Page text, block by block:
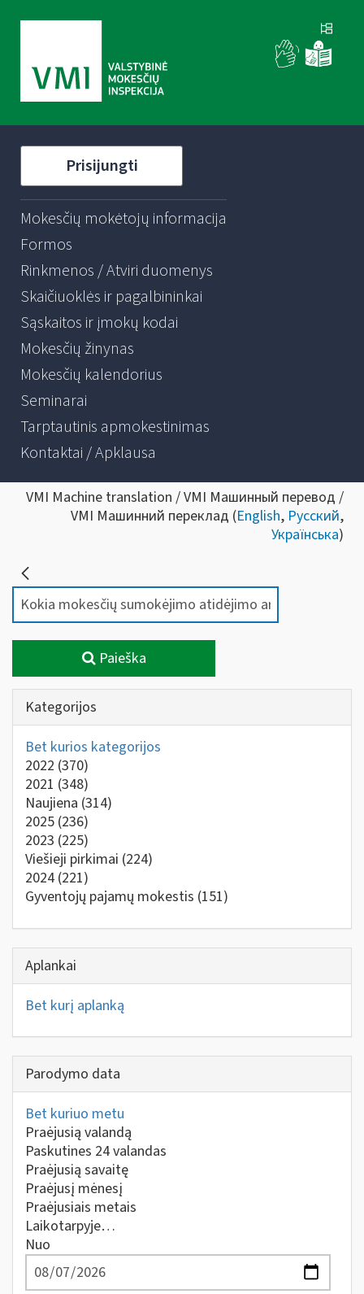
Prisijungti
Mokesčių mokėtojų informacija
Formos
Rinkmenos / Atviri duomenys
Skaičiuoklės ir pagalbininkai
Sąskaitos ir įmokų kodai
Mokesčių žinynas
Mokesčių kalendorius
Seminarai
Tarptautinis apmokestinimas
Kontaktai / Apklausa
VMI Machine translation / VMI Машинный перевод /
VMI Машинний переклад (English, Русский,
Українська)
Paieška
Kategorijos
Bet kurios kategorijos
2022 (370)
2021 (348)
Naujiena (314)
2025 (236)
2023 (225)
Viešieji pirkimai (224)
2024 (221)
Gyventojų pajamų mokestis (151)
Aplankai
Bet kurį aplanką
Parodymo data
Bet kuriuo metu
Praėjusią valandą
Paskutines 24 valandas
Praėjusią savaitę
Praėjusį mėnesį
Praėjusiais metais
Laikotarpyje…
Nuo